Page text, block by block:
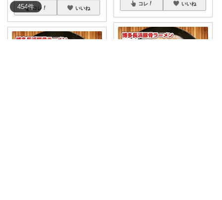
454件コレ いいね
コレ いいね